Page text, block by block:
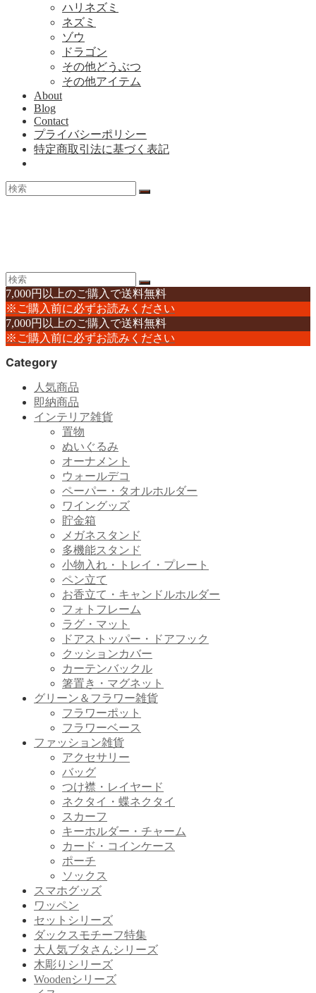
ハリネズミ
ネズミ
ゾウ
ドラゴン
その他どうぶつ
その他アイテム
About
Blog
Contact
プライバシーポリシー
特定商取引法に基づく表記
7,000円以上のご購入で送料無料
※ご購入前に必ずお読みください
7,000円以上のご購入で送料無料
※ご購入前に必ずお読みください
Category
人気商品
即納商品
インテリア雑貨
置物
ぬいぐるみ
オーナメント
ウォールデコ
ペーパー・タオルホルダー
ワイングッズ
貯金箱
メガネスタンド
多機能スタンド
小物入れ・トレイ・プレート
ペン立て
お香立て・キャンドルホルダー
フォトフレーム
ラグ・マット
ドアストッパー・ドアフック
クッションカバー
カーテンバックル
箸置き・マグネット
グリーン＆フラワー雑貨
フラワーポット
フラワーベース
ファッション雑貨
アクセサリー
バッグ
つけ襟・レイヤード
ネクタイ・蝶ネクタイ
スカーフ
キーホルダー・チャーム
カード・コインケース
ポーチ
ソックス
スマホグッズ
ワッペン
セットシリーズ
ダックスモチーフ特集
大人気ブタさんシリーズ
木彫りシリーズ
Woodenシリーズ